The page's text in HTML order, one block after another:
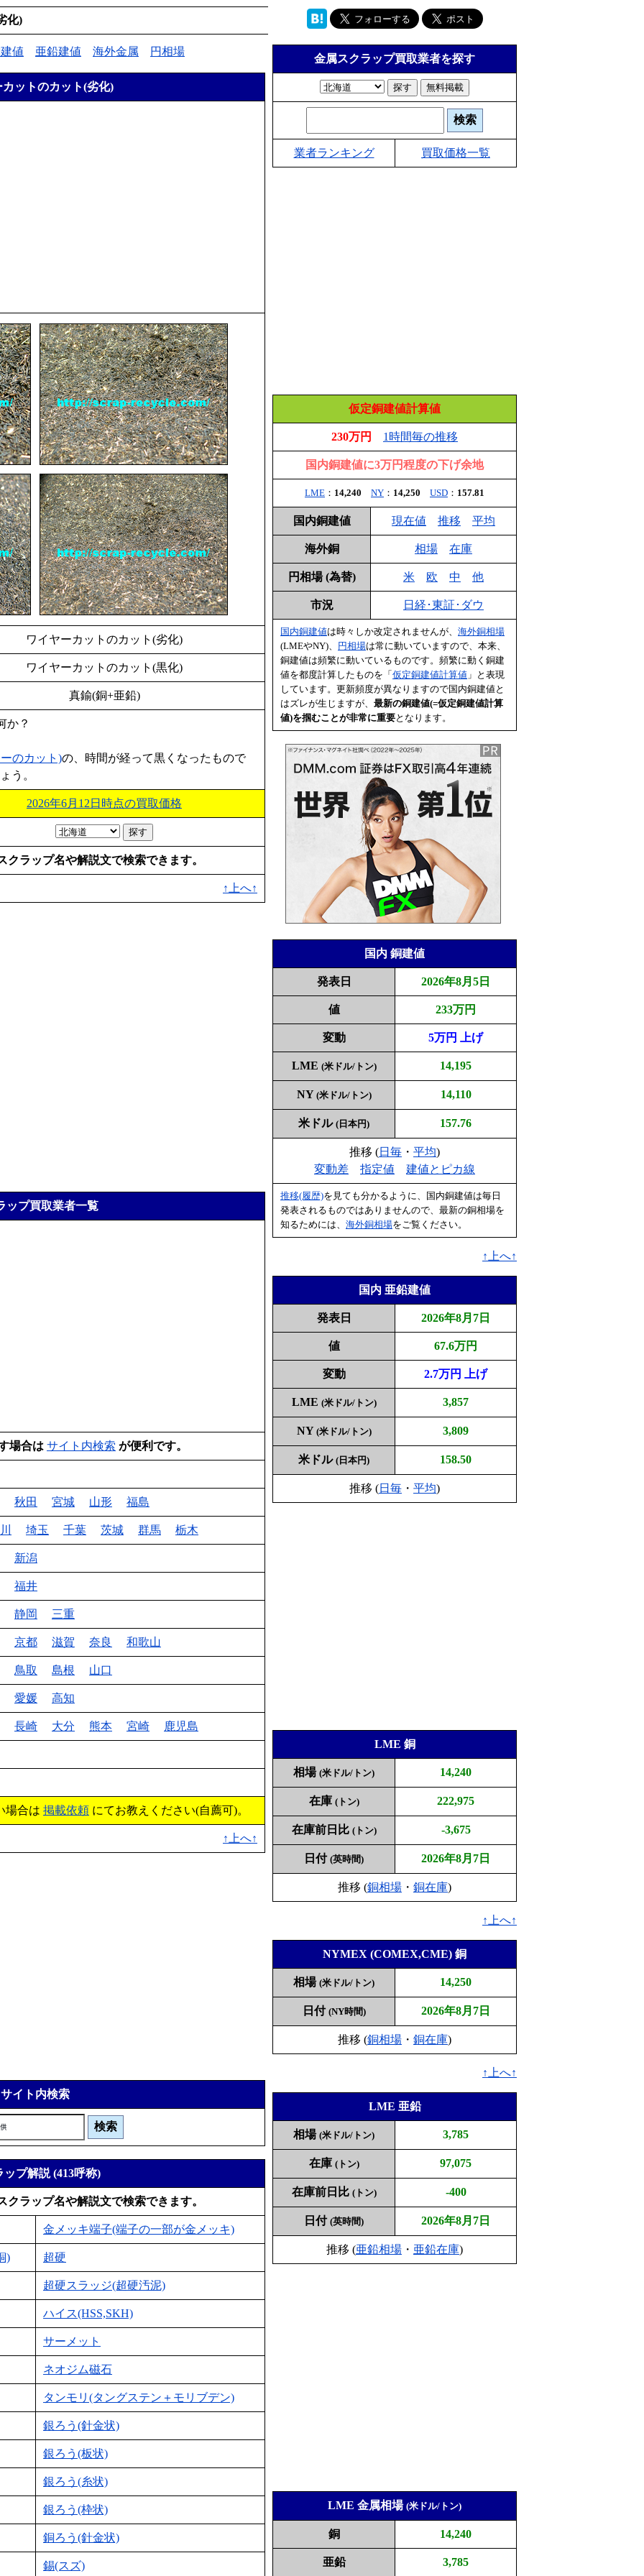
化)
値 亜鉛建値 海外金属 円相場
ットのカット(劣化)
ワイヤーカットのカット(劣化)
ワイヤーカットのカット(黒化)
真鍮(銅+亜鉛)
か？
のカット)の、時間が経って黒くなったもので
う。
2026年6月12日時点の買取価格
クラップ名や解説文で検索できます。
↑上へ↑
ップ買取業者一覧
場合は サイト内検索 が便利です。
秋田 宮城 山形 福島
埼玉 千葉 茨城 群馬 栃木
新潟
福井
静岡 三重
京都 滋賀 奈良 和歌山
鳥取 島根 山口
愛媛 高知
長崎 大分 熊本 宮崎 鹿児島
場合は 掲載依頼 にてお教えください(自薦可)。
↑上へ↑
サイト内検索
ップ解説 (413呼称)
クラップ名や解説文で検索できます。
金メッキ端子(端子の一部が金メッキ)
) 超硬
超硬スラッジ(超硬汚泥)
ハイス(HSS,SKH)
サーメット
ネオジム磁石
タンモリ(タングステン＋モリブデン)
銀ろう(針金状)
銀ろう(板状)
銀ろう(糸状)
銀ろう(枠状)
銅ろう(針金状)
錫(スズ)
金属スクラップ買取業者を探す
業者ランキング 買取価格一覧
仮定銅建値計算値
230万円 1時間毎の推移
国内銅建値に3万円程度の下げ余地
LME ： 14,240 NY ： 14,250 USD ： 157.81
国内銅建値 現在値 推移 平均
海外銅 相場 在庫
円相場 (為替) 米 欧 中 他
市況 日経･東証･ダウ
国内銅建値は時々しか改定されませんが、 海外銅相場
(LMEやNY)、
円相場は常に動いていますので、本来、
銅建値は頻繁に動いているものです。頻繁に動く銅建
値を都度計算したものを「 仮定銅建値計算値 」と表現
しています。更新頻度が異なりますので国内銅建値と
はズレが生じますが、 最新の銅建値(=仮定銅建値計算
値)を掴むことが非常に重要となります。
国内 銅建値
発表日 2026年8月5日
値 233万円
変動 5万円 上げ
LME (米ドル/トン) 14,195
NY (米ドル/トン) 14,110
米ドル (日本円) 157.76
推移 (日毎 ・ 平均)
変動差
指定値 建値とピカ線
推移(履歴)を見ても分かるように、国内銅建値は毎日
発表されるものではありませんので、最新の銅相場を
知るためには、 海外銅相場をご覧ください。
↑上へ↑
国内 亜鉛建値
発表日 2026年8月7日
値 67.6万円
変動 2.7万円 上げ
LME (米ドル/トン) 3,857
NY (米ドル/トン) 3,809
米ドル (日本円) 158.50
推移 (日毎 ・ 平均)
LME 銅
相場 (米ドル/トン) 14,240
在庫 (トン) 222,975
在庫前日比 (トン) -3,675
日付 (英時間) 2026年8月7日
推移 (銅相場 ・ 銅在庫)
↑上へ↑
NYMEX (COMEX,CME) 銅
相場 (米ドル/トン) 14,250
日付 (NY時間) 2026年8月7日
推移 (銅相場 ・ 銅在庫)
↑上へ↑
LME 亜鉛
相場 (米ドル/トン) 3,785
在庫 (トン) 97,075
在庫前日比 (トン) -400
日付 (英時間) 2026年8月7日
推移 (亜鉛相場 ・ 亜鉛在庫)
LME 金属相場 (米ドル/トン)
銅 14,240
亜鉛 3,785